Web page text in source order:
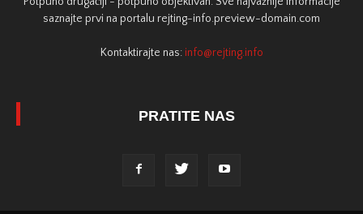
saznajte prvi na portalu rejting-info.preview-domain.com
Kontaktirajte nas: info@rejting.info
PRATITE NAS